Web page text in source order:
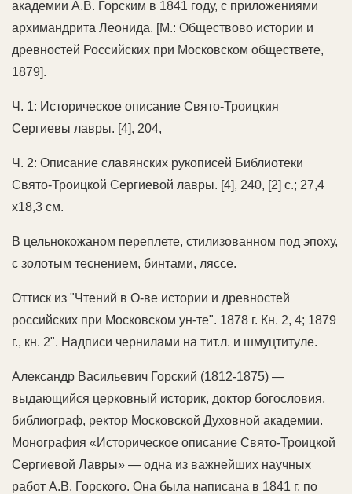
академии А.В. Горским в 1841 году, с приложениями
архимандрита Леонида. [М.: Обществово истории и
древностей Российских при Московском обществете,
1879].
Ч. 1: Историческое описание Свято-Троицкия
Сергиевы лавры. [4], 204,
Ч. 2: Описание славянских рукописей Библиотеки
Свято-Троицкой Сергиевой лавры. [4], 240, [2] с.; 27,4
х18,3 см.
В цельнокожаном переплете, стилизованном под эпоху,
с золотым теснением, бинтами, ляссе.
Оттиск из "Чтений в О-ве истории и древностей
российских при Московском ун-те". 1878 г. Кн. 2, 4; 1879
г., кн. 2". Надписи чернилами на тит.л. и шмуцтитуле.
Александр Васильевич Горский (1812-1875) —
выдающийся церковный историк, доктор богословия,
библиограф, ректор Московской Духовной академии.
Монография «Историческое описание Свято-Троицкой
Сергиевой Лавры» — одна из важнейших научных
работ А.В. Горского. Она была написана в 1841 г. по